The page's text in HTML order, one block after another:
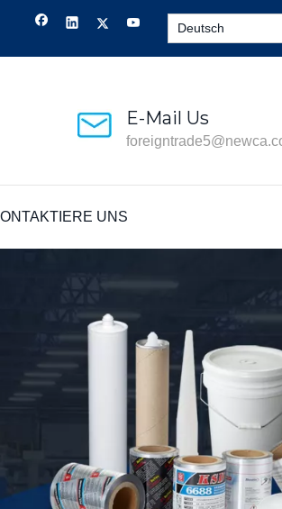
Deutsch
E-Mail Us
UNS